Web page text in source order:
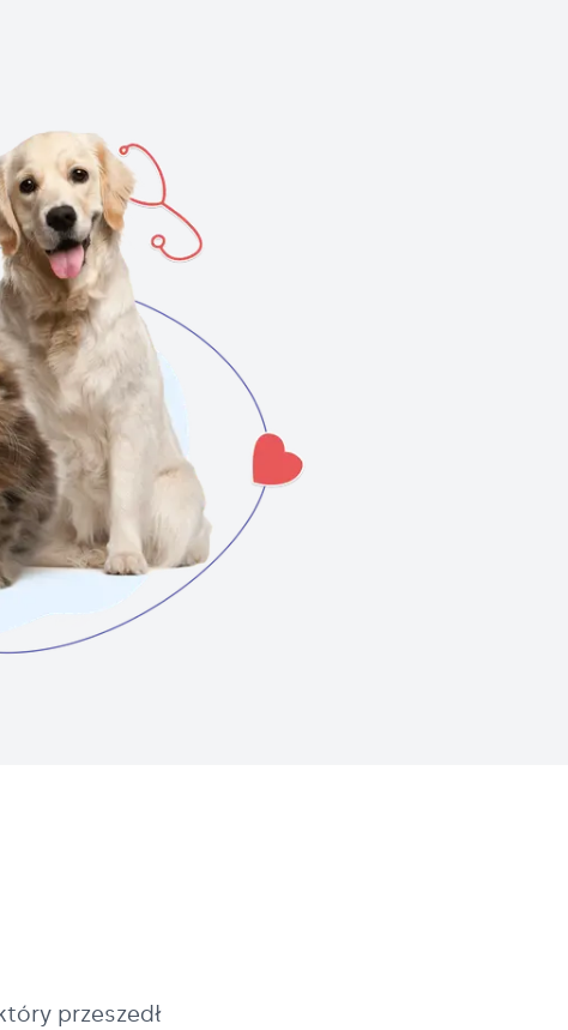
przeszedł